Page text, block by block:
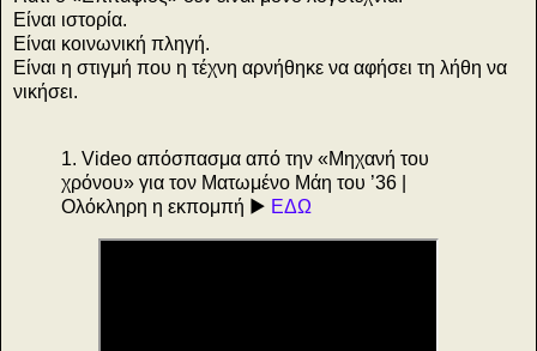
Είναι ιστορία.
Είναι κοινωνική πληγή.
Είναι η στιγμή που η τέχνη αρνήθηκε να αφήσει τη λήθη να
νικήσει.
1. Video απόσπασμα από την «Μηχανή του
χρόνου» για τον Ματωμένο Μάη του ’36 |
Ολόκληρη η εκπομπή ▶️ ΕΔΩ